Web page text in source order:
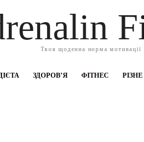
Твоя щоденна норма мотивації
ЗДОРОВ’Я ФІТНЕС РІЗНЕ